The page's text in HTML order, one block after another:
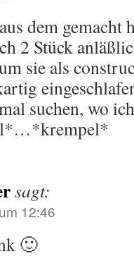
dem gemacht
2 Stück
sie als
suchen, wo
sagt:
12:46
🙂